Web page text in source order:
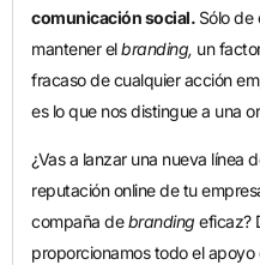
comunicación social. Sólo de
mantener elbranding, un
fracaso de cualquier acción
es lo que nos distingue a una
¿Vas a lanzar una nueva línea
reputación online de tu
compaña debranding eficaz?
proporcionamos todo el